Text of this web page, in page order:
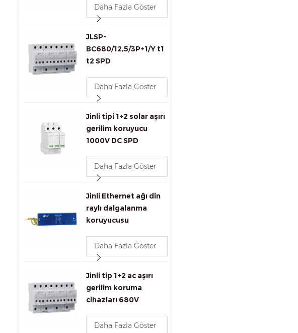
Daha Fazla Göster
JLSP-
BC680/12,5/3P+1/Y t1
t2 SPD
Daha Fazla Göster
Jinli tipi 1+2 solar aşırı
gerilim koruyucu
1000V DC SPD
Daha Fazla Göster
Jinli Ethernet ağı din
raylı dalgalanma
koruyucusu
Daha Fazla Göster
Jinli tip 1+2 ac aşırı
gerilim koruma
cihazları 680V
Daha Fazla Göster